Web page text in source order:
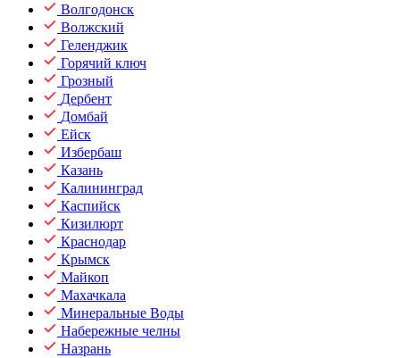
Волгодонск
Волжский
Геленджик
Горячий ключ
Грозный
Дербент
Домбай
Ейск
Избербаш
Казань
Калининград
Каспийск
Кизилюрт
Краснодар
Крымск
Майкоп
Махачкала
Минеральные Воды
Набережные челны
Назрань